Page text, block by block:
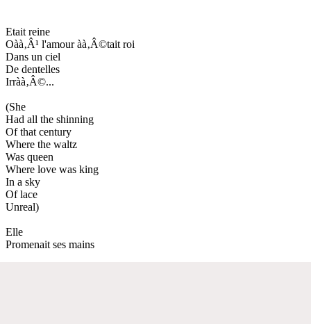
Etait reine
Oàà‚Â¹ l'amour àà‚Â©tait roi
Dans un ciel
De dentelles
Irràà‚Â©...
(She
Had all the shinning
Of that century
Where the waltz
Was queen
Where love was king
In a sky
Of lace
Unreal)
Elle
Promenait ses mains